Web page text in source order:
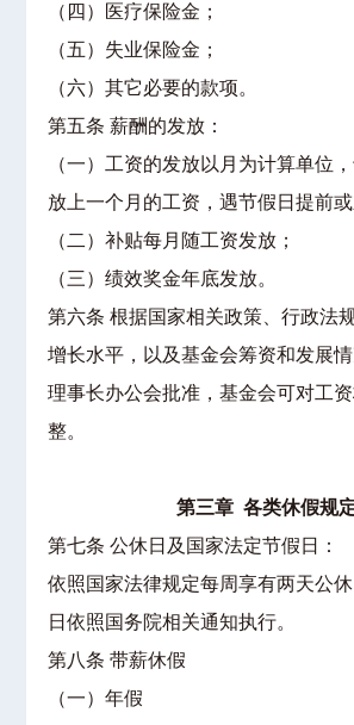
（四）医疗保险金；
（五）失业保险金；
（六）其它必要的款项。
第五条 薪酬的发放：
（一）工资的发放以月为计算单位
放上一个月的工资，遇节假日提前或
（二）补贴每月随工资发放；
（三）绩效奖金年底发放。
第六条 根据国家相关政策、行政法
增长水平，以及基金会筹资和发展
理事长办公会批准，基金会可对工
整。
第三章 各类休假规
第七条 公休日及国家法定节假日：
依照国家法律规定每周享有两天公
日依照国务院相关通知执行。
第八条 带薪休假
（一）年假